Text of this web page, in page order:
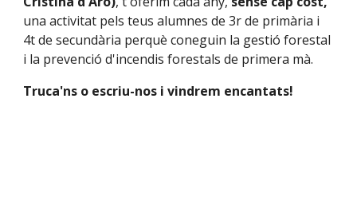
una activitat pels teus alumnes de 3r de primària i
4t de secundària perquè coneguin la gestió forestal
i la prevenció d'incendis forestals de primera mà.
Truca'ns o escriu-nos i vindrem encantats!